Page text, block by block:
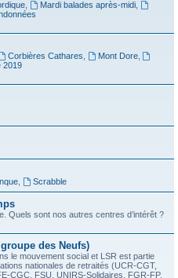
, Mardi balades après-midi,
Corbières Cathares Mont Dore,
2019
, Scrabble
Quels sont nos autres centres d’intérêt ?
des Neufs)
le mouvement social et LSR est partie
nationales de retraités (UCR-CGT,
CGC, FSU, UNIRS-Solidaires, FGR-FP,